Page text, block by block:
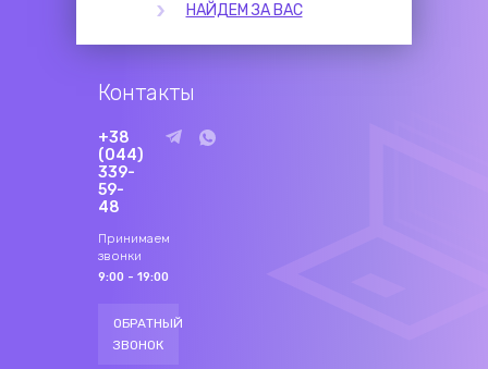
НАЙДЕМ ЗА ВАС
Контакты
+38
(044)
339-
59-
48
Принимаем
звонки
9:00 - 19:00
ОБРАТНЫЙ
ЗВОНОК